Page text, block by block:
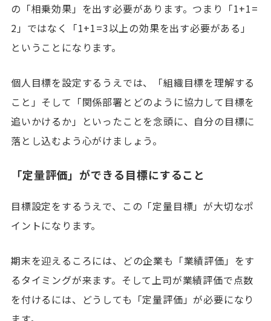
の「相乗効果」を出す必要があります。つまり「1+1=
2」ではなく「1+1=3以上の効果を出す必要がある」
ということになります。
個人目標を設定するうえでは、「組織目標を理解する
こと」そして「関係部署とどのように協力して目標を
追いかけるか」といったことを念頭に、自分の目標に
落とし込むよう心がけましょう。
「定量評価」ができる目標にすること
目標設定をするうえで、この「定量目標」が大切なポ
イントになります。
期末を迎えるころには、どの企業も「業績評価」をす
るタイミングが来ます。そして上司が業績評価で点数
を付けるには、どうしても「定量評価」が必要になり